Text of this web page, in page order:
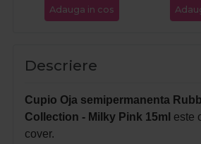
Adauga in cos
Descriere
Cupio Oja semipermanenta
Collection - Milky Pink 15ml este
cover.